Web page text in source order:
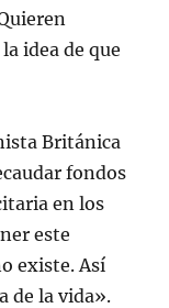
idea de que
Británica
fondos
en los
este
existe. Así
de la vida».